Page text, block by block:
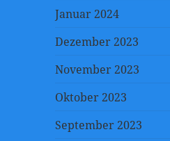
Januar 2024
Dezember 2023
November 2023
Oktober 2023
September 2023